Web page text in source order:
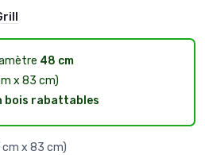
48 cm
x 83 cm)
bois rabattables
x 83 cm)